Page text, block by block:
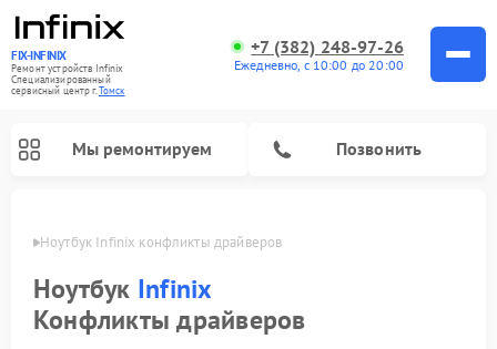
FIX-INFINIX
Ремонт устройств Infinix
Специализированный
cервисный центр г.Томск
+7 (382) 248-97-26
Ежедневно, с 10:00 до 20:00
Мы ремонтируем Позвонить
Ноутбук Infinix конфликты драйверов
Ноутбук Infinix
Конфликты драйверов